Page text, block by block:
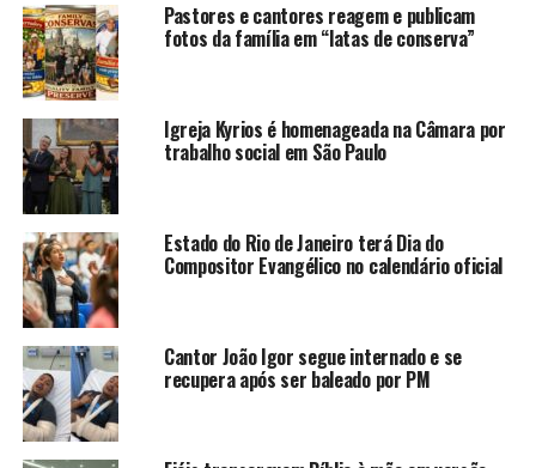
Pastores e cantores reagem e publicam
fotos da família em “latas de conserva”
Igreja Kyrios é homenageada na Câmara por
trabalho social em São Paulo
Estado do Rio de Janeiro terá Dia do
Compositor Evangélico no calendário oficial
Cantor João Igor segue internado e se
recupera após ser baleado por PM